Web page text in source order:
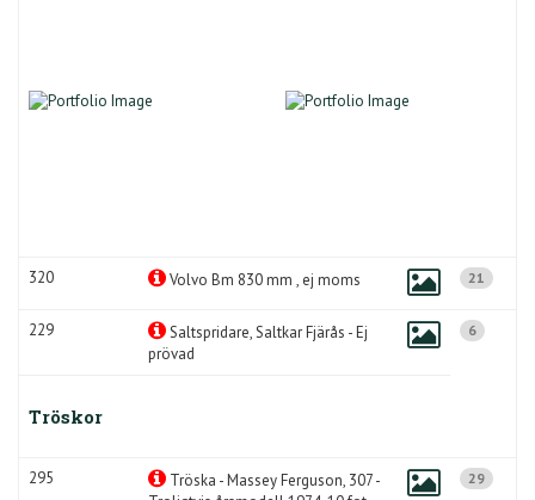
320 Volvo Bm 830 mm , ej moms 21
229
Saltspridare, Saltkar Fjärås - Ej
prövad
6
Tröskor
295
Tröska - Massey Ferguson, 307 -
29